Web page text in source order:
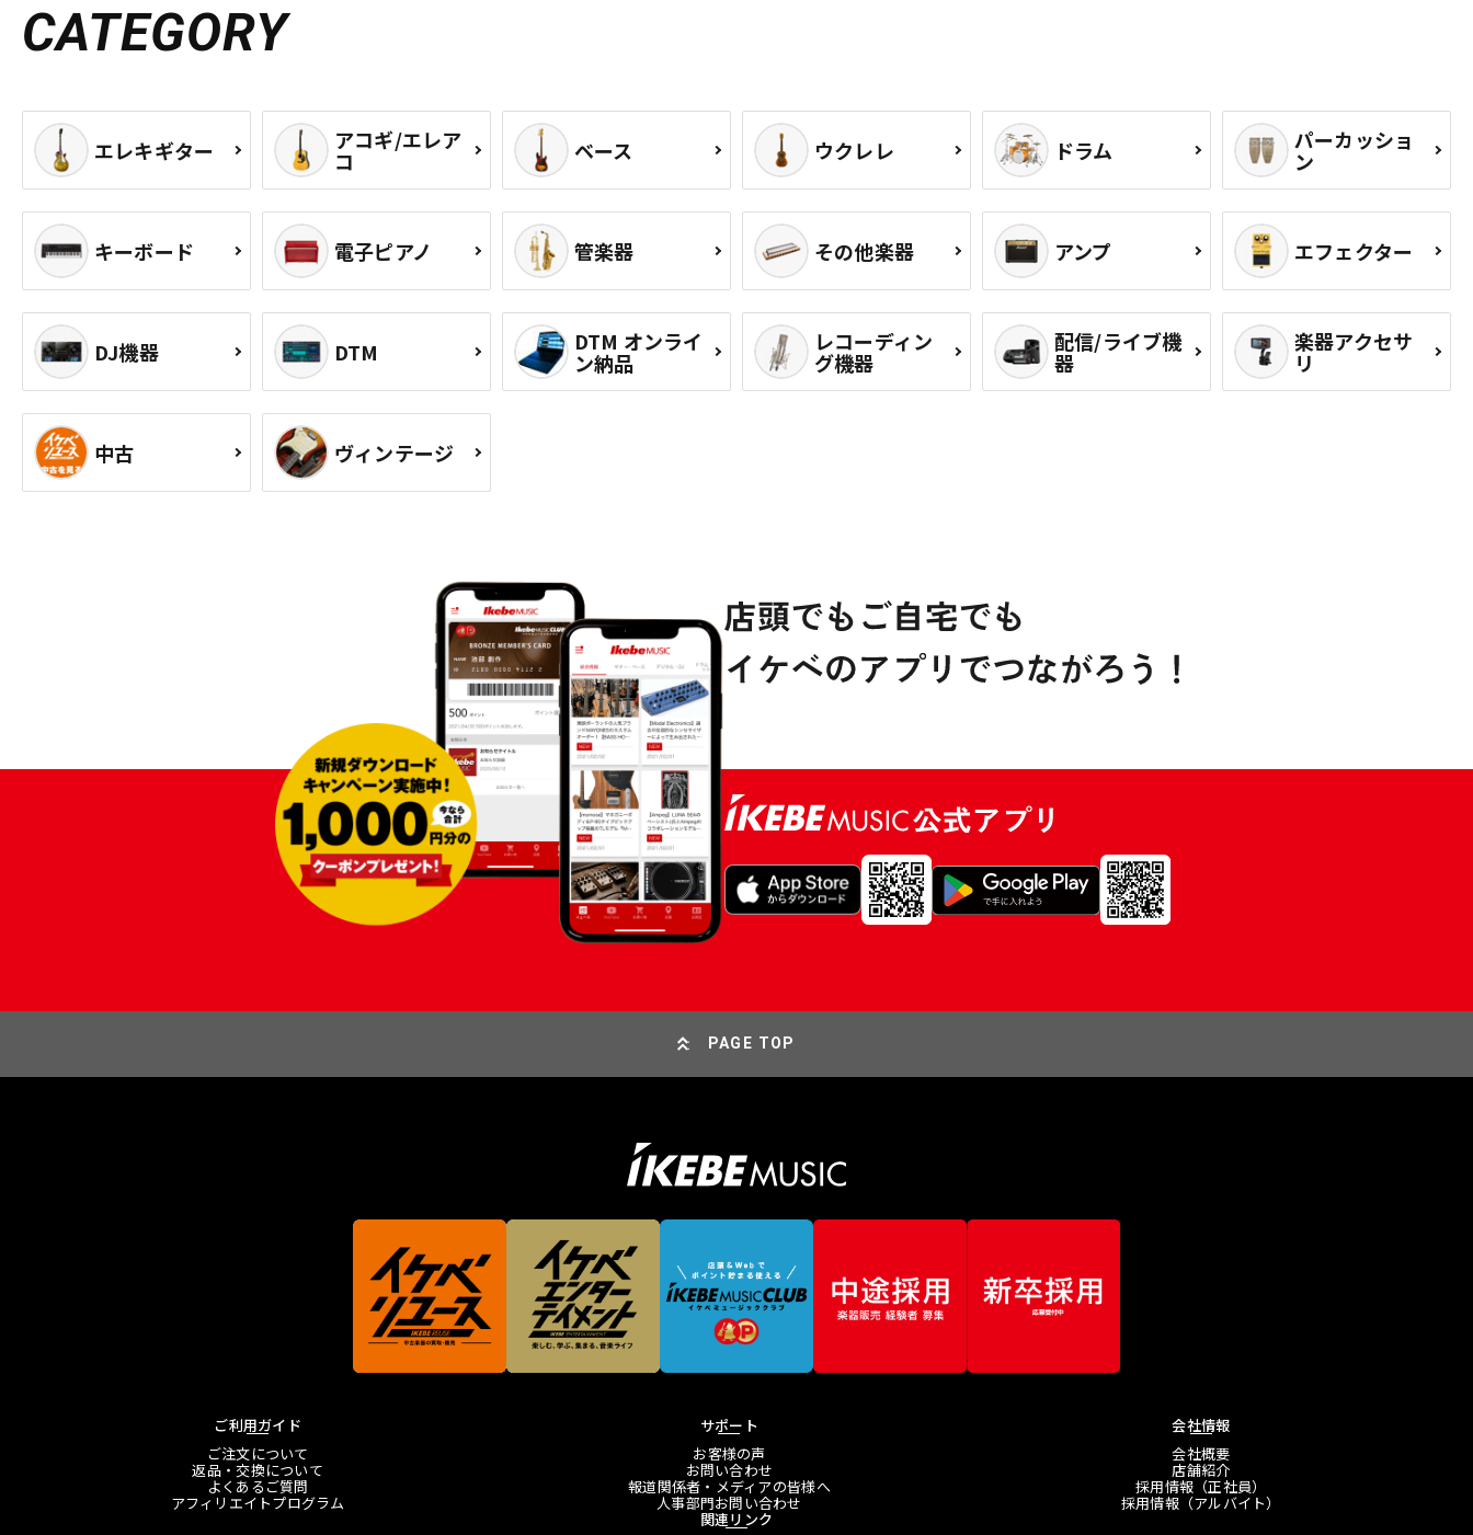
CATEGORY
エレキギター アコギ/エレア
コ ベース ウクレレ ドラム パーカッショ
ン
キーボード 電子ピアノ 管楽器 その他楽器 アンプ エフェクター
DJ機器 DTM DTM オンライ
ン納品
レコーディン
グ機器
配信/ライブ機
器
楽器アクセサ
リ
中古 ヴィンテージ
PAGE TOP
ご利用ガイド
ご注文について
返品・交換について
よくあるご質問
アフィリエイトプログラム
サポート
お客様の声
お問い合わせ
報道関係者・メディアの皆様へ
人事部門お問い合わせ
会社情報
会社概要
店舗紹介
採用情報（正社員）
採用情報（アルバイト）
関連リンク